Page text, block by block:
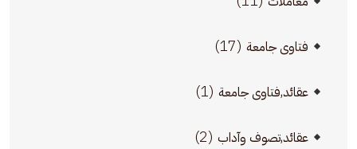
فتاوى جامعة (17)
عقائد,فتاوى جامعة (1)
عقائد,تصوف وآداب (2)